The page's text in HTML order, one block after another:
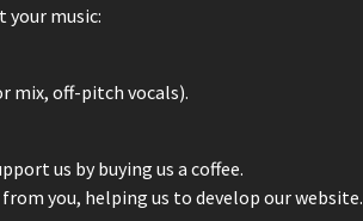
your music:
mix, off-pitch vocals).
us by buying us a coffee.
you, helping us to develop our website.